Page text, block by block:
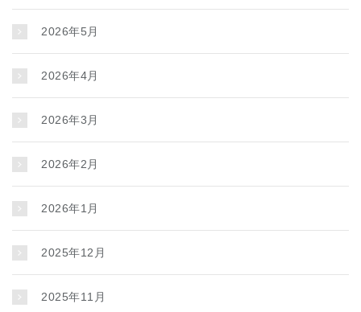
2026年5月
2026年4月
2026年3月
2026年2月
2026年1月
2025年12月
2025年11月